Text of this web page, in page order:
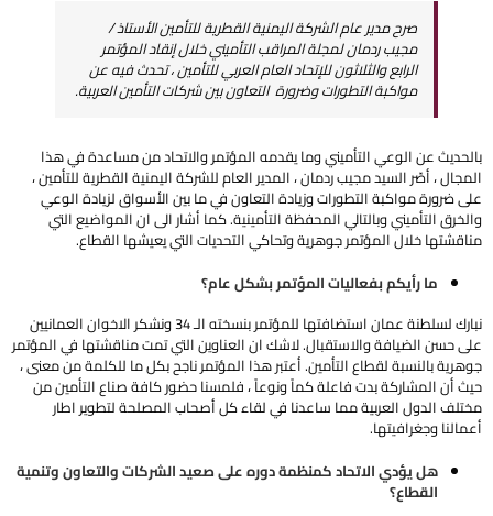
صرح مدير عام الشركة اليمنية القطرية للتأمين الأستاذ /
مجيب ردمان لمجلة المراقب التأميني خلال إنقاد المؤتمر
الرابع والثلاثون للإتحاد العام العربي للتأمين ، تحدث فيه عن
مواكبة التطورات وضرورة التعاون بين شركات التأمين العربية.
بالحديث عن الوعي التأميني وما يقدمه المؤتمر والاتحاد من مساعدة في هذا
المجال ، أصّر السيد مجيب ردمان ، المدير العام للشركة اليمنية القطرية للتأمين ،
على ضرورة مواكبة التطورات وزيادة التعاون في ما بين الأسواق لزيادة الوعي
والخرق التأميني وبالتالي المحفظة التأمينية. كما أشار الى ان المواضيع التي
مناقشتها خلال المؤتمر جوهرية وتحاكي التحديات التي يعيشها القطاع.
ما رأيكم بفعاليات المؤتمر بشكل عام؟
نبارك لسلطنة عمان استضافتها للمؤتمر بنسخته الـ 34 ونشكر الاخوان العمانيين
على حسن الضيافة والاستقبال. لاشك ان العناوين التي تمت مناقشتها في المؤتمر
جوهرية بالنسبة لقطاع التأمين. أعتبر هذا المؤتمر ناجح بكل ما للكلمة من معنى ،
حيث أن المشاركة بدت فاعلة كماً ونوعاً ، فلمسنا حضور كافة صناع التأمين من
مختلف الدول العربية مما ساعدنا في لقاء كل أصحاب المصلحة لتطوير اطار
أعمالنا وجغرافيتها.
هل يؤدي الاتحاد كمنظمة دوره على صعيد الشركات والتعاون وتنمية
القطاع؟